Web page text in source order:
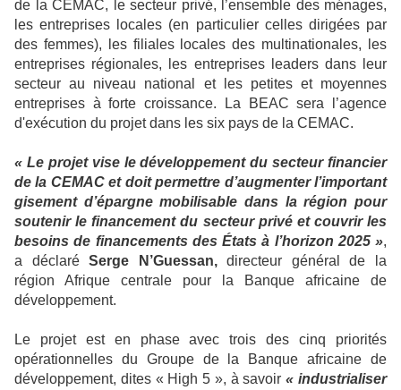
de la CEMAC, le secteur privé, l’ensemble des ménages,
les entreprises locales (en particulier celles dirigées par
des femmes), les filiales locales des multinationales, les
entreprises régionales, les entreprises leaders dans leur
secteur au niveau national et les petites et moyennes
entreprises à forte croissance. La BEAC sera l’agence
d'exécution du projet dans les six pays de la CEMAC.
« Le projet vise le développement du secteur financier
de la CEMAC et doit permettre d’augmenter l’important
gisement d’épargne mobilisable dans la région pour
soutenir le financement du secteur privé et couvrir les
besoins de financements des États à l’horizon 2025 »,
a déclaréSerge N’Guessan,directeur général de la
région Afrique centrale pour la Banque africaine de
développement.
Le projet est en phase avec trois des cinq priorités
opérationnelles du Groupe de la Banque africaine de
développement, dites « High 5 », à savoir« industrialiser